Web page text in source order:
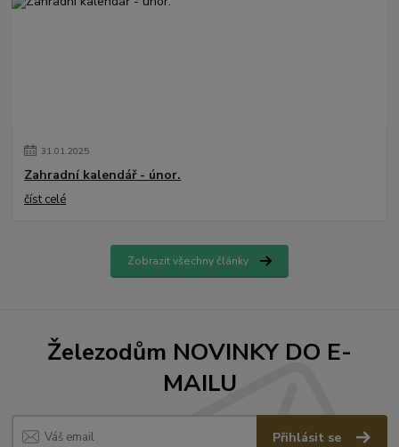
31.01.2025
Zahradní kalendář - únor.
číst celé
Zobrazit všechny články
Železodům NOVINKY DO E-
MAILU
Přihlásit se